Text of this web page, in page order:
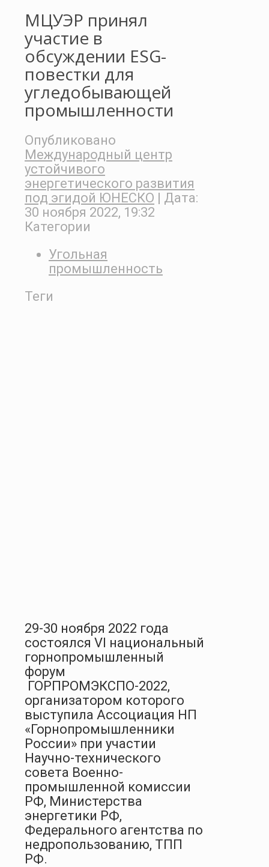
МЦУЭР принял
участие в
обсуждении ESG-
повестки для
угледобывающей
промышленности
Опубликовано
Международный центр
устойчивого
энергетического развития
под эгидой ЮНЕСКО | Дата:
30 ноября 2022, 19:32
Категории
Угольная
промышленность
Теги
29-30 ноября 2022 года
состоялся VI национальный
горнопромышленный
форум
ГОРПРОМЭКСПО-2022,
организатором которого
выступила Ассоциация НП
«Горнопромышленники
России» при участии
Научно-технического
совета Военно-
промышленной комиссии
РФ, Министерства
энергетики РФ,
Федерального агентства по
недропользованию, ТПП
РФ.